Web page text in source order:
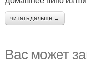
читать дальше →
Вас может